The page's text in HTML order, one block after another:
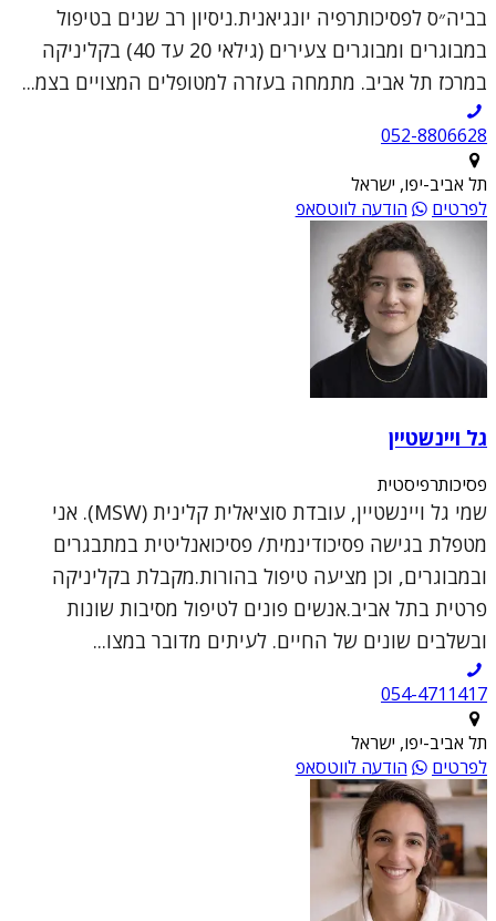
בביה״ס לפסיכותרפיה יונגיאנית.ניסיון רב שנים בטיפול
במבוגרים ומבוגרים צעירים (גילאי 20 עד 40) בקליניקה
במרכז תל אביב. מתמחה בעזרה למטופלים המצויים בצמ...
052-8806628
תל אביב-יפו, ישראל
לפרטים
הודעה לווטסאפ
גל ויינשטיין
פסיכותרפיסטית
שמי גל ויינשטיין, עובדת סוציאלית קלינית (MSW). אני
מטפלת בגישה פסיכודינמית/ פסיכואנליטית במתבגרים
ובמבוגרים, וכן מציעה טיפול בהורות.מקבלת בקליניקה
פרטית בתל אביב.אנשים פונים לטיפול מסיבות שונות
ובשלבים שונים של החיים. לעיתים מדובר במצו...
054-4711417
תל אביב-יפו, ישראל
לפרטים
הודעה לווטסאפ